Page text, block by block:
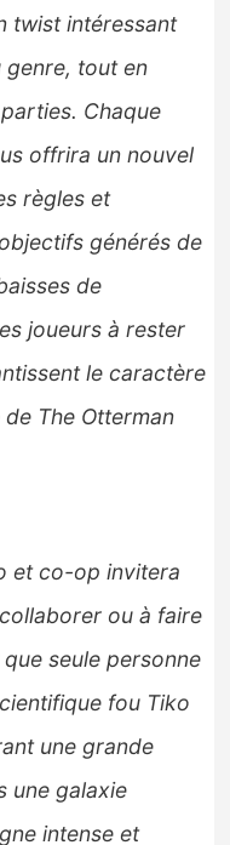
twist intéressant
genre, tout en
Chaque
offrira un nouvel
règles et
générés de
de
joueurs à rester
le caractère
The Otterman
et co-op invitera
ou à faire
seule personne
fou Tiko
une grande
une galaxie
intense et